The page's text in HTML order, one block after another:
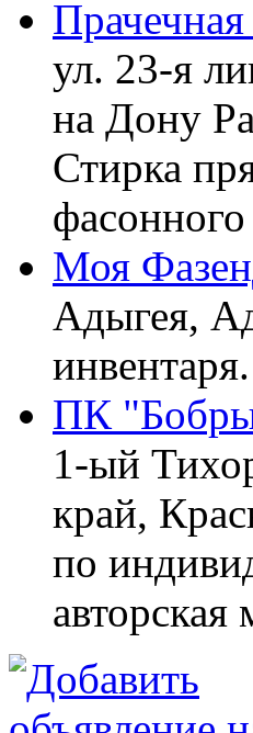
ул. 23-я
на Дону
Стирка
фасонного
Моя
Адыгея,
инвентаря.
ПК
1-ый
край,
по
авторская